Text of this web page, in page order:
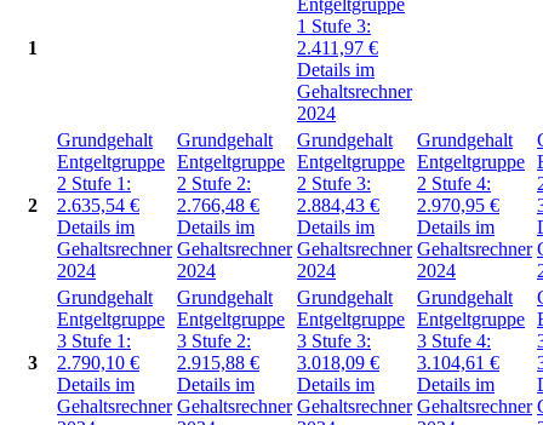
1
1 Stufe 3:
2.411,97 €
Details im
Gehaltsrechner
2024
2
Grundgehalt
Entgeltgruppe
2 Stufe 1:
2.635,54 €
Details im
Gehaltsrechner
2024
Grundgehalt
Entgeltgruppe
2 Stufe 2:
2.766,48 €
Details im
Gehaltsrechner
2024
Grundgehalt
Entgeltgruppe
2 Stufe 3:
2.884,43 €
Details im
Gehaltsrechner
2024
Grundgehalt
Entgeltgruppe
2 Stufe 4:
2.970,95 €
Details im
Gehaltsrechner
2024
3
Grundgehalt
Entgeltgruppe
3 Stufe 1:
2.790,10 €
Details im
Gehaltsrechner
Grundgehalt
Entgeltgruppe
3 Stufe 2:
2.915,88 €
Details im
Gehaltsrechner
Grundgehalt
Entgeltgruppe
3 Stufe 3:
3.018,09 €
Details im
Gehaltsrechner
Grundgehalt
Entgeltgruppe
3 Stufe 4:
3.104,61 €
Details im
Gehaltsrechner